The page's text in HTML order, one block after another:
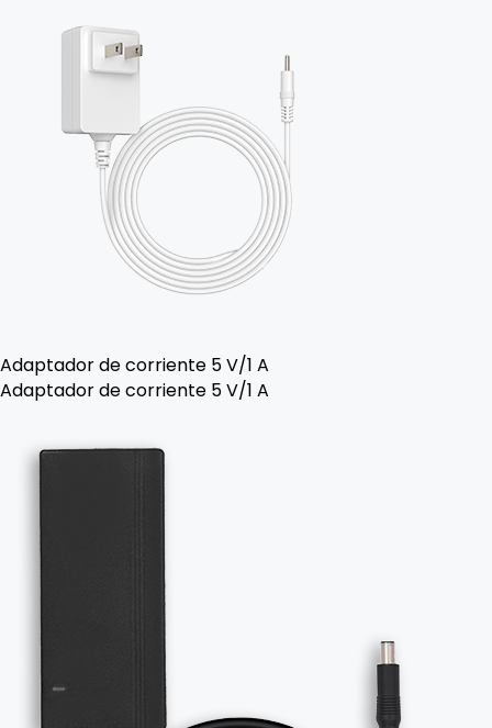
Adaptador de corriente 5 V/1 A
Adaptador de corriente 5 V/1 A